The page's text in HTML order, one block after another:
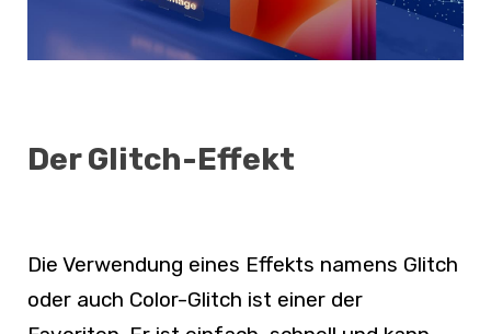
Der Glitch-Effekt
Die Verwendung eines Effekts namens Glitch
oder auch Color-Glitch ist einer der